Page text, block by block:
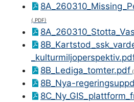
8B_Lediga_tomter.pdf
8B_Nya-